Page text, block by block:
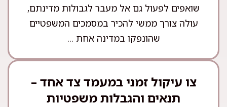
שואפים לפעול גם אל מעבר לגבולות מדינתם,
עולה צורך ממשי להכיר במסמכים המשפטיים
שהונפקו במדינה אחת ...
צו עיקול זמני במעמד צד אחד –
תנאים והגבלות משפטיות